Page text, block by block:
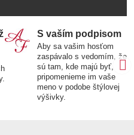
S vaším podpisom
Aby sa vašim hosťom
zaspávalo s vedomím, že
sú tam, kde majú byť,
pripomenieme im vaše
meno v podobe štýlovej
výšivky.